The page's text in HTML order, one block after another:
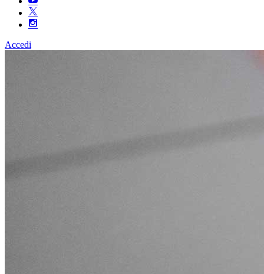
Accedi